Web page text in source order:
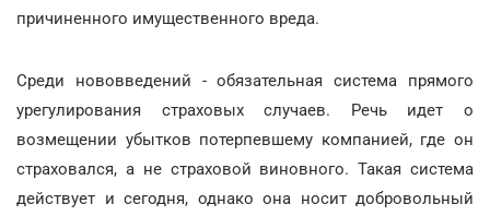
причиненного имущественного вреда.
Среди нововведений - обязательная система прямого
урегулирования страховых случаев. Речь идет о
возмещении убытков потерпевшему компанией, где он
страховался, а не страховой виновного. Такая система
действует и сегодня, однако она носит добровольный